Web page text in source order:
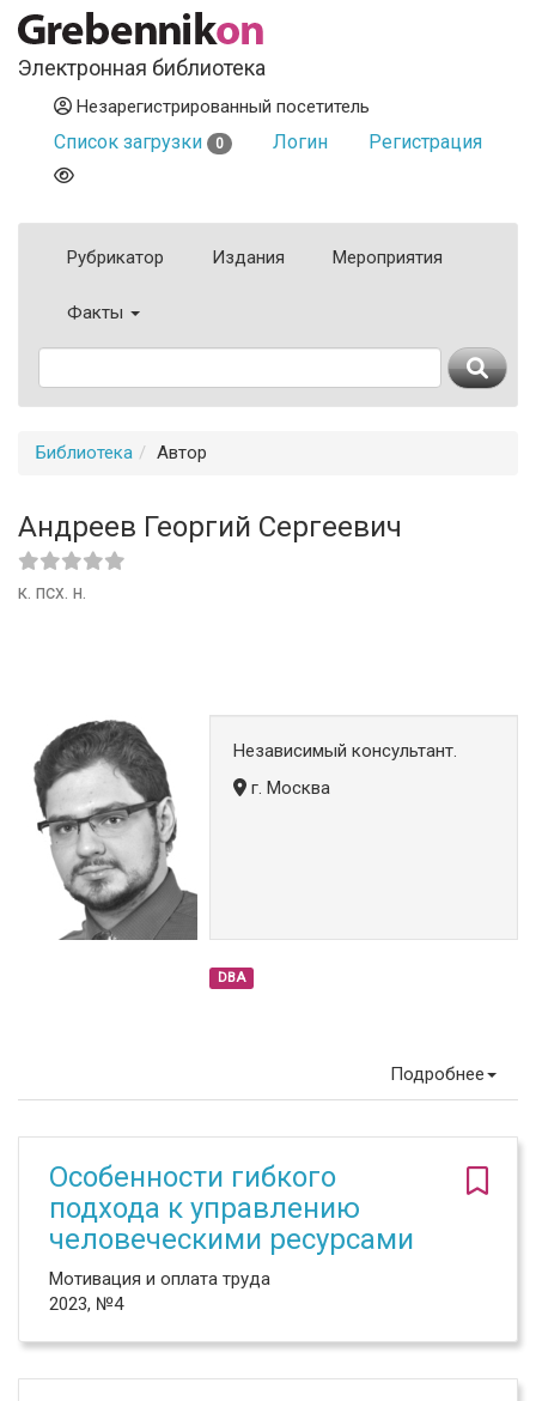
Электронная библиотека
Незарегистрированный посетитель
Список загрузки 0 Логин Регистрация
Рубрикатор Издания Мероприятия
Факты
Библиотека Автор
Андреев Георгий Сергеевич
к. псх. н.
Независимый консультант.
г. Москва
DBA
Подробнее
Особенности гибкого
подхода к управлению
человеческими ресурсами
Мотивация и оплата труда
2023, №4